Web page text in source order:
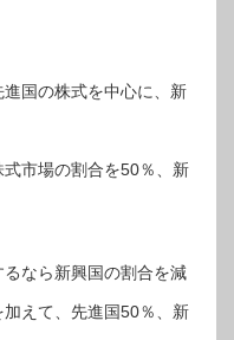
国の株式を中心に、新
市場の割合を50％、新
なら新興国の割合を減
えて、先進国50％、新